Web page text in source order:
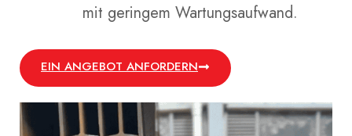
mit geringem Wartungsaufwand.
EIN ANGEBOT ANFORDERN